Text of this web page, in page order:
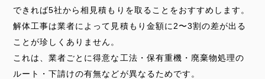
できれば5社から相見積もりを取ることをおすすめします。
解体工事は業者によって見積もり金額に2〜3割の差が出る
ことが珍しくありません。
これは、業者ごとに得意な工法・保有重機・廃棄物処理の
ルート・下請けの有無などが異なるためです。